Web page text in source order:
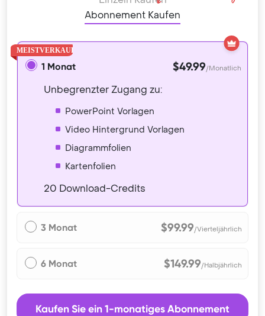
Abonnement Kaufen
1 Monat $49.99/Monatlich
Unbegrenzter Zugang zu:
PowerPoint Vorlagen
Video Hintergrund Vorlagen
Diagrammfolien
Kartenfolien
20 Download-Credits
3 Monat $99.99/Vierteljährlich
6 Monat $149.99/Halbjährlich
Kaufen Sie ein 1-monatiges Abonnement